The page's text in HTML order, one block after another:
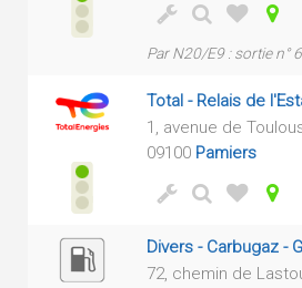
Par N20/E9 : sortie n° 6
Total - Relais de
1, avenue de
09100 Pamiers
Divers - Carbugaz -
72, chemin de